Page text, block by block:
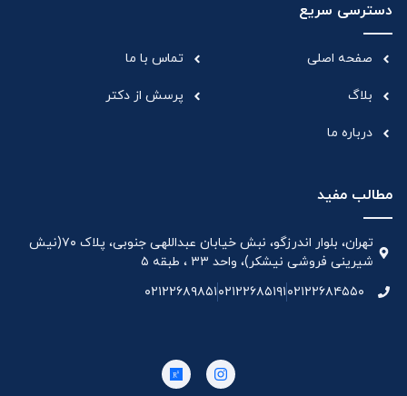
دسترسی سریع
صفحه اصلی
بلاگ
درباره ما
تماس با ما
پرسش از دکتر
مطالب مفید
تهران، بلوار اندرزگو، نبش خیابان عبداللهی جنوبی، پلاک ۷۰(نیش
شیرینی فروشی نیشکر)، واحد ۳۳ ، طبقه ۵
۰۲۱۲۲۶۸۴۵۵۰۰۲۱۲۲۶۸۵۱۹۱۰۲۱۲۲۶۸۹۸۵۱